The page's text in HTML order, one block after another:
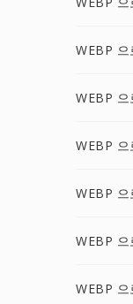
WEBP
WEBP 으
WEBP
WEBP 으
WEBP 으
WEBP